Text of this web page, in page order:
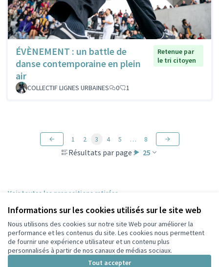
Informations sur les cookies utilisés sur le site web
Nous utilisons des cookies sur notre site Web pour améliorer la
performance et les contenus du site. Les cookies nous permettent
de fournir une expérience utilisateur et un contenu plus
personnalisés à partir de nos canaux de médias sociaux.
Tout accepter
ÉVÈNEMENT : un battle de
danse contemporaine en plein
air
Retenue par
le tri citoyen
COLLECTIF LIGNES URBAINES 0 1
Résultats par page : 25
1 2 3 4 5 … 8
Voir toutes les propositions retirées
Conditions d'utilisation
Paramètres des cookies
Participez Villeurbanne sur X
(Lien externe)
Participez Villeurbanne sur Facebook
Participez Villeurbanne sur Instagram
Participez Villeurbanne sur YouTube
(Lien externe)